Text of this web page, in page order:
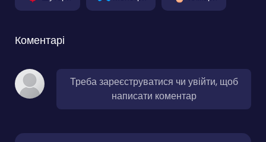
Коментарі
Треба зареєструватися чи увійти, щоб
написати коментар